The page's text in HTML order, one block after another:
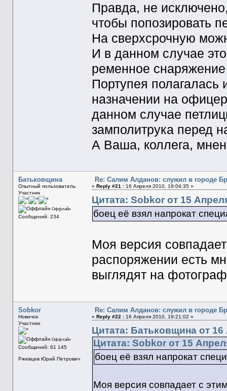
Правда, не
чтобы попозировать
На сверхсрочную
И в данном случае
ременное снаряжение
Портупея полагалась
назначении на
данном случае
замполитрука перед
А Ваша, коллега,
Батьковщина
Опытный пользователь
Участник
Оффлайн
Сообщений: 234
Re: Салим Алданов: служил в городе
« Reply #21 :16 Апреля 2010, 19:04:35 »
Цитата: Sobkor от 15
боец её взял напрокат
Моя версия
распоряжении есть
выглядят на
Sobkor
Новичок
Участник
Оффлайн
Сообщений: 61 145
Ржевцев Юрий Петрович
Re: Салим Алданов: служил в городе
« Reply #22 :16 Апреля 2010, 19:21:02 »
Цитата: Батьковщина от
Цитата: Sobkor от 15
боец её взял напрокат
Моя версия совпадает с